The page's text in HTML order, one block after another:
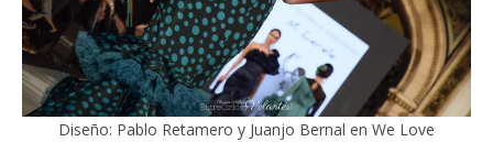
Diseño: Pablo Retamero y Juanjo Bernal en We Love